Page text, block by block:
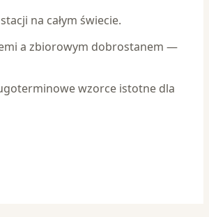
na całym świecie.
a zbiorowym dobrostanem —
wzorce istotne dla